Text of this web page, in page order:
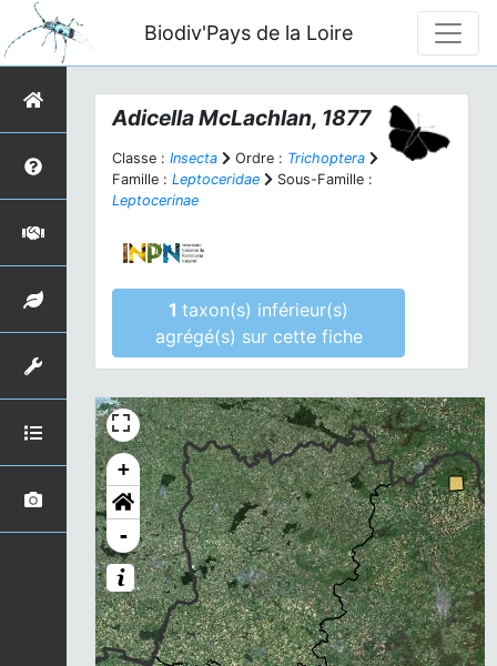
Biodiv'Pays de la Loire
AdicellaMcLachlan, 1877
Classe : Insecta Ordre : Trichoptera
Famille : Leptoceridae
Sous-Famille :
Leptocerinae
1taxon(s) inférieur(s)
agrégé(s) sur cette fiche
+
-